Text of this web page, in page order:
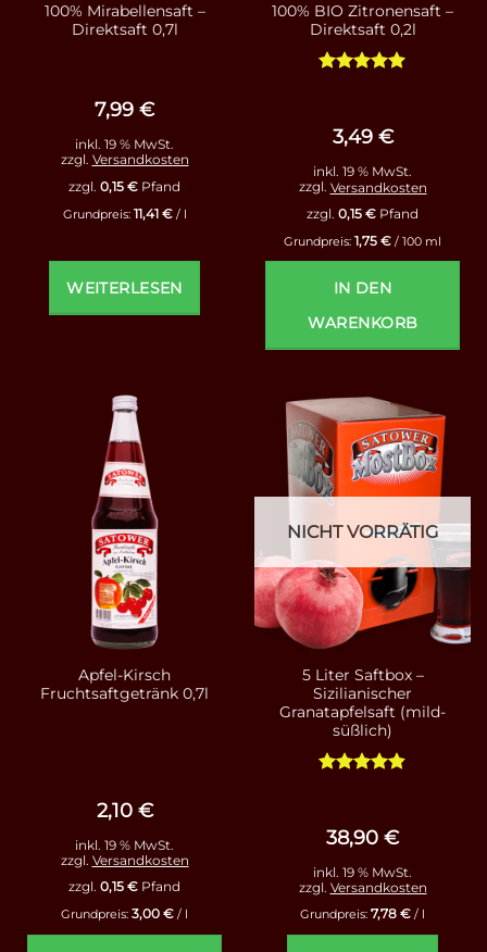
100% Mirabellensaft –
Direktsaft 0,7l
7,99 €
inkl. 19 % MwSt.
zzgl. Versandkosten
zzgl. 0,15 € Pfand
Grundpreis: 11,41 €/ l
WEITERLESEN
100% BIO Zitronensaft –
Direktsaft 0,2l
3,49 €
inkl. 19 % MwSt.
zzgl. Versandkosten
zzgl. 0,15 € Pfand
Grundpreis: 1,75 € / 100 ml
IN DEN
WARENKORB
Apfel-Kirsch
Fruchtsaftgetränk 0,7l
2,10 €
inkl. 19 % MwSt.
zzgl. Versandkosten
zzgl. 0,15 € Pfand
Grundpreis: 3,00 € / l
NICHT VORRÄTIG
5 Liter Saftbox –
Sizilianischer
Granatapfelsaft (mild-
süßlich)
38,90 €
inkl. 19 % MwSt.
zzgl. Versandkosten
Grundpreis: 7,78 € / l